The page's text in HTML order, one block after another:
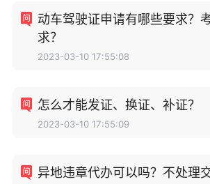
动车驾驶证申请有哪些要求？
求？
2023-03-10 17:55:08
怎么才能发证、换证、补证？
2023-03-10 17:55:09
异地违章代办可以吗？不处理